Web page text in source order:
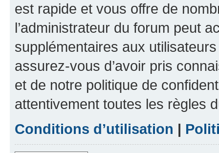
est rapide et vous offre de
l’administrateur du forum peut
supplémentaires aux
assurez-vous d’avoir pris
et de notre politique de
attentivement toutes les règles
Conditions d’utilisation |